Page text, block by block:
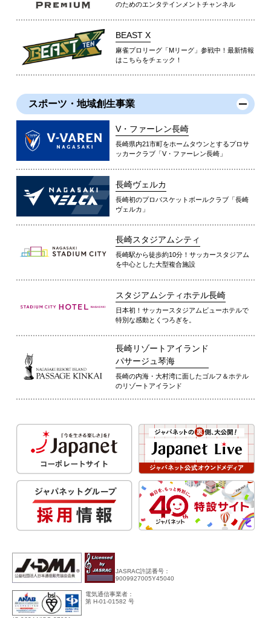
のためのエンタテインメントチャンネル
BEAST X
麻雀プロリーグ「Mリーグ」参戦中！最新情報
はこちらをチェック！
スポーツ・地域創生事業
V・ファーレン長崎
長崎県内21市町をホームタウンとするプロサ
ッカークラブ「V・ファーレン長崎」
長崎ヴェルカ
長崎初のプロバスケットボールクラブ「長崎
ヴェルカ」
長崎スタジアムシティ
長崎駅から徒歩約10分！サッカースタジアム
を中心とした大型複合施設
スタジアムシティホテル長崎
日本初！サッカースタジアムビューホテルで
特別な感動とくつろぎを。
長崎リゾートアイランド
パサージュ琴海
長崎の内海・大村湾に面したゴルフ＆ホテル
のリゾートアイランド
JASRAC許諾番号：
9009927005Y45040
電気通信事業者：
第 H-01-01582 号